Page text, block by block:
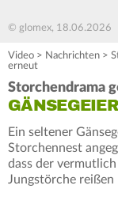
© glomex, 18.06.2026
Video > Nachrichten >
erneut
Storchendrama
Ein seltener
Storchennest
dass der
Jungstörche reißen